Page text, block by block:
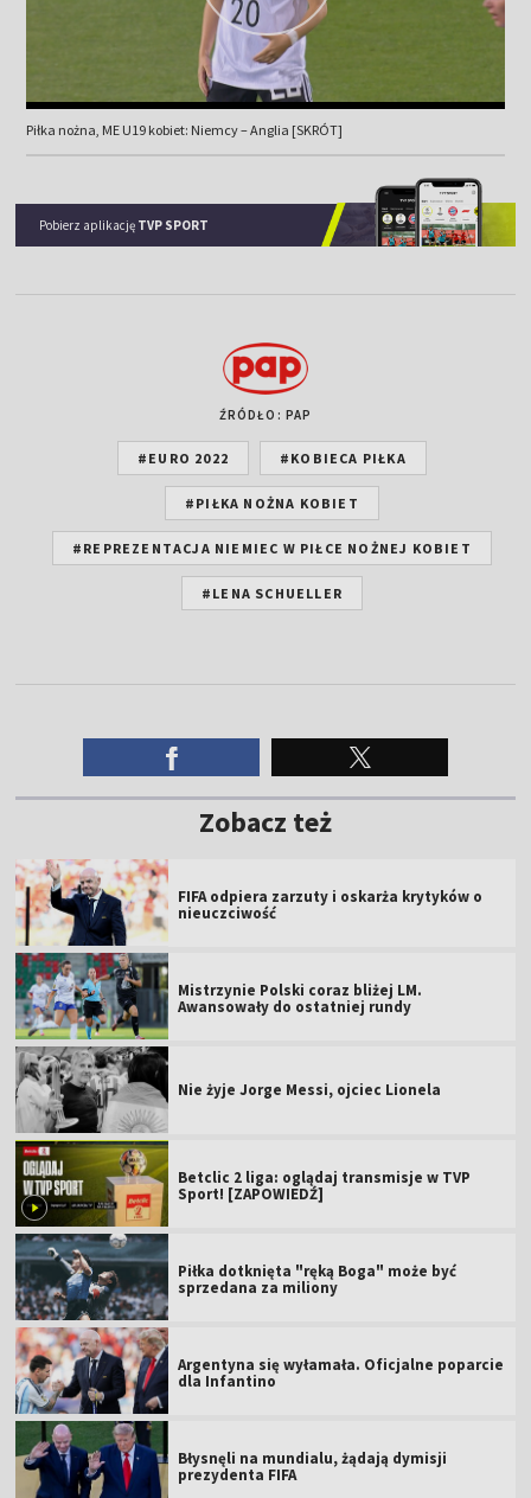
Piłka nożna, ME U19 kobiet: Niemcy – Anglia [SKRÓT]
Pobierz aplikację TVP SPORT
ŹRÓDŁO: PAP
#EURO 2022 #KOBIECA PIŁKA
#PIŁKA NOŻNA KOBIET
#REPREZENTACJA NIEMIEC W PIŁCE NOŻNEJ KOBIET
#LENA SCHUELLER
Zobacz też
FIFA odpiera zarzuty i oskarża krytyków o
nieuczciwość
Mistrzynie Polski coraz bliżej LM.
Awansowały do ostatniej rundy
Nie żyje Jorge Messi, ojciec Lionela
Betclic 2 liga: oglądaj transmisje w TVP
Sport! [ZAPOWIEDŹ]
Piłka dotknięta "ręką Boga" może być
sprzedana za miliony
Argentyna się wyłamała. Oficjalne poparcie
dla Infantino
Błysnęli na mundialu, żądają dymisji
prezydenta FIFA